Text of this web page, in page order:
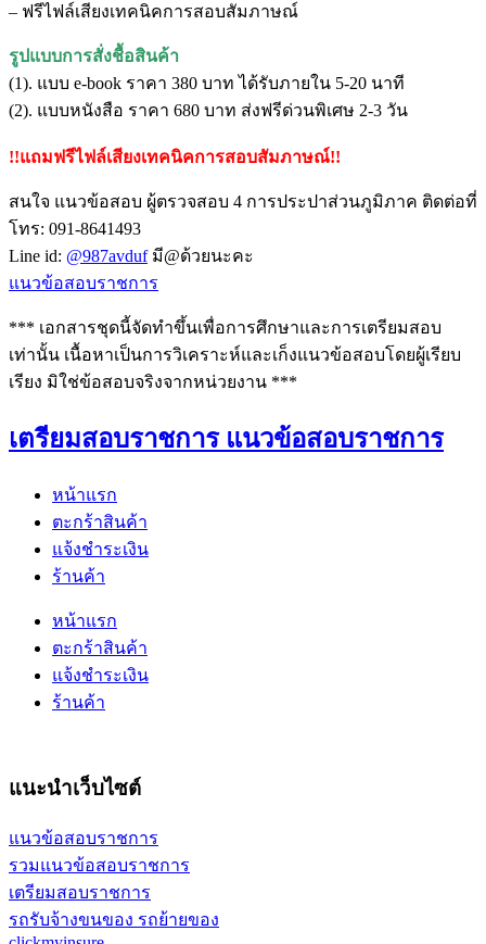
– ฟรีไฟล์เสียงเทคนิคการสอบสัมภาษณ์
รูปแบบการสั่งชื้อสินค้า
(1). แบบ e-book ราคา 380 บาท ได้รับภายใน 5-20 นาที
(2). แบบหนังสือ ราคา 680 บาท ส่งฟรีด่วนพิเศษ 2-3 วัน
!!แถมฟรีไฟล์เสียงเทคนิคการสอบสัมภาษณ์!!
สนใจ แนวข้อสอบ ผู้ตรวจสอบ 4 การประปาส่วนภูมิภาค ติดต่อที่
โทร: 091-8641493
Line id: @987avdufมี@ด้วยนะคะ
แนวข้อสอบราชการ
*** เอกสารชุดนี้จัดทำขึ้นเพื่อการศึกษาและการเตรียมสอบ
เท่านั้น เนื้อหาเป็นการวิเคราะห์และเก็งแนวข้อสอบโดยผู้เรียบ
เรียง มิใช่ข้อสอบจริงจากหน่วยงาน ***
เตรียมสอบราชการ แนวข้อสอบราชการ
หน้าแรก
ตะกร้าสินค้า
แจ้งชำระเงิน
ร้านค้า
หน้าแรก
ตะกร้าสินค้า
แจ้งชำระเงิน
ร้านค้า
แนะนำเว็บไซต์
แนวข้อสอบราชการ
รวมแนวข้อสอบราชการ
เตรียมสอบราชการ
รถรับจ้างขนของ รถย้ายของ